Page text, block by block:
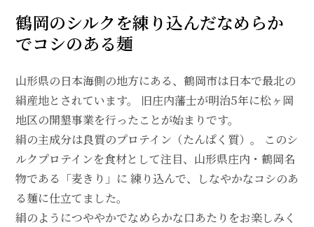
鶴岡のシルクを練り込んだなめらか
でコシのある麺
山形県の日本海側の地方にある、鶴岡市は日本で最北の
絹産地とされています。 旧庄内藩士が明治5年に松ヶ岡
地区の開墾事業を行ったことが始まりです。
絹の主成分は良質のプロテイン（たんぱく質）。 このシ
ルクプロテインを食材として注目、山形県庄内・鶴岡名
物である「麦きり」に 練り込んで、しなやかなコシのあ
る麺に仕立てました。
絹のようにつややかでなめらかな口あたりをお楽しみく